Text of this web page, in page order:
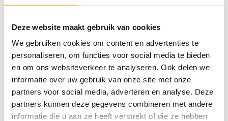
Deze website maakt gebruik van cookies
We gebruiken cookies om content en advertenties te
personaliseren, om functies voor social media te bieden
en om ons websiteverkeer te analyseren. Ook delen we
informatie over uw gebruik van onze site met onze
partners voor social media, adverteren en analyse. Deze
partners kunnen deze gegevens combineren met andere
informatie die u aan ze heeft verstrekt of die ze hebben
zoek je favoriete plek in de schaduw of zon.
In de hal vind je het toilet en in de berging
netjes op. Dat scheelt weer ruimte in huis!
Boven is er met maar liefst 7 (slaap)kamers
ook van alles mogelijk. Je tovert er
gemakkelijk één - of meer - om tot atelier,
inloopkast of logeerkamer. De moderne